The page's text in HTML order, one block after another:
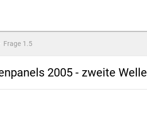
Frage 1.5
2005 - zweite Welle